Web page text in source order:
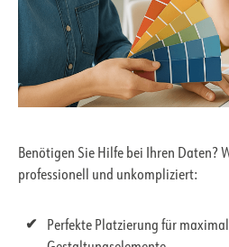
Benötigen Sie Hilfe bei Ihren Daten?
professionell und unkompliziert:
Perfekte Platzierung für